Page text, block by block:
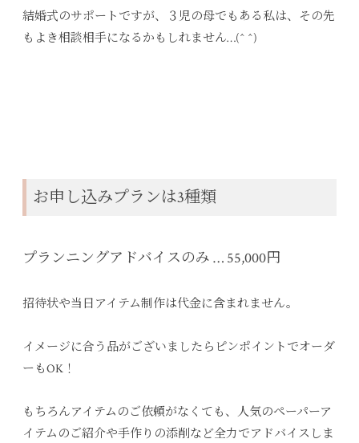
結婚式のサポートですが、３児の母でもある私は、その先
もよき相談相手になるかもしれません…(^ ^)
お申し込みプランは3種類
プランニングアドバイスのみ … 55,000円
招待状や当日アイテム制作は代金に含まれません。
イメージに合う品がございましたらピンポイントでオーダ
ーもOK！
もちろんアイテムのご依頼がなくても、人気のペーパーア
イテムのご紹介や手作りの添削など全力でアドバイスしま